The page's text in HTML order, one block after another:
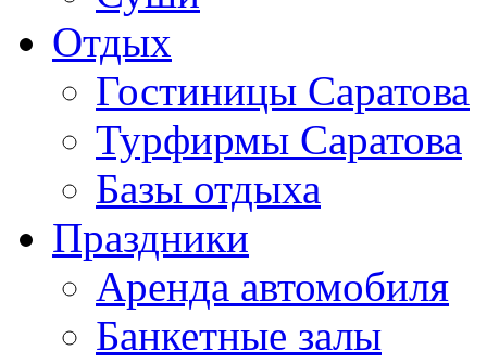
Отдых
Гостиницы Саратова
Турфирмы Саратова
Базы отдыха
Праздники
Аренда автомобиля
Банкетные залы